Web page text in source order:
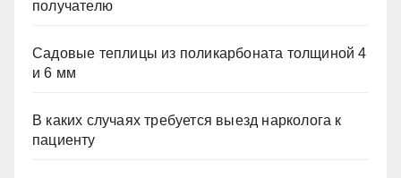
получателю
Садовые теплицы из поликарбоната толщиной 4
и 6 мм
В каких случаях требуется выезд нарколога к
пациенту